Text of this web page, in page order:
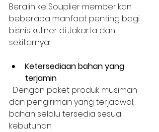
Beralih ke Souplier memberikan
beberapa manfaat penting bagi
bisnis kuliner di Jakarta dan
sekitarnya:
Ketersediaan bahan yang
terjamin
dan pengiriman yang terjadwal,
bahan selalu tersedia sesuai
kebutuhan.